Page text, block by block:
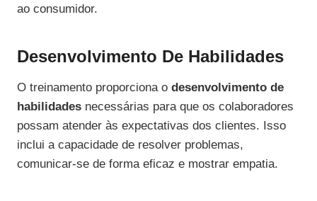
ao consumidor.
Desenvolvimento De Habilidades
O treinamento proporciona o desenvolvimento de
habilidades necessárias para que os colaboradores
possam atender às expectativas dos clientes. Isso
inclui a capacidade de resolver problemas,
comunicar-se de forma eficaz e mostrar empatia.